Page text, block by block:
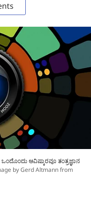
ಆವಿಷ್ಕಾರವೂ ತಂತ್ರಜ್ಞಾನ
by Gerd Altmann from